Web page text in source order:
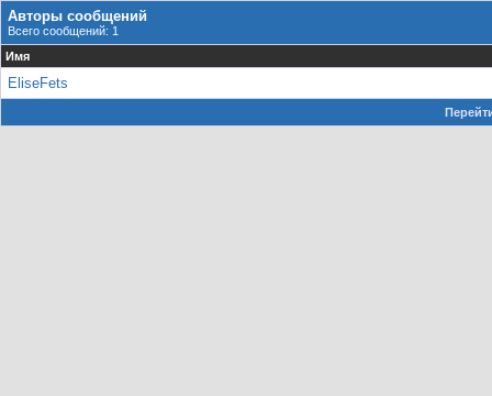
Авторы сообщений
Всего сообщений: 1
Имя
EliseFets